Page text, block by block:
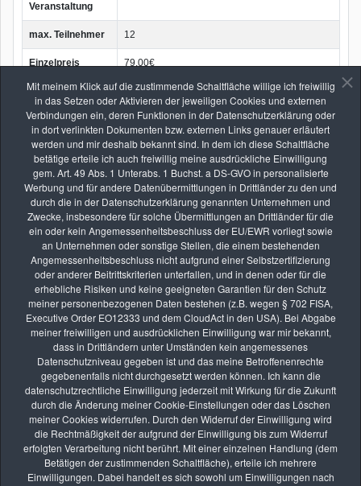
Mit meinem Klick auf die zustimmende Schaltfläche willige ich freiwillig
in das Setzen oder Aktivieren der jeweiligen Cookies und externen
Verbindungen ein, deren Funktionen in der Datenschutzerklärung oder
in dort verlinkten Dokumenten bzw. externen Links genauer erläutert
werden und mir deshalb bekannt sind. In dem ich diese Schaltfläche
betätige erteile ich auch freiwillig meine ausdrückliche Einwilligung
gem. Art. 49 Abs. 1 Unterabs. 1 Buchst. a DS-GVO in personalisierte
Werbung und für andere Datenübermittlungen in Drittländer zu den und
durch die in der Datenschutzerklärung genannten Unternehmen und
Zwecke, insbesondere für solche Übermittlungen an Drittländer für die
ein oder kein Angemessenheitsbeschluss der EU/EWR vorliegt sowie
an Unternehmen oder sonstige Stellen, die einem bestehenden
Angemessenheitsbeschluss nicht aufgrund einer Selbstzertifizierung
oder anderer Beitrittskriterien unterfallen, und in denen oder für die
erhebliche Risiken und keine geeigneten Garantien für den Schutz
meiner personenbezogenen Daten bestehen (z.B. wegen § 702 FISA,
Executive Order EO12333 und dem CloudAct in den USA). Bei Abgabe
meiner freiwilligen und ausdrücklichen Einwilligung war mir bekannt,
dass in Drittländern unter Umständen kein angemessenes
Datenschutzniveau gegeben ist und das meine Betroffenenrechte
gegebenenfalls nicht durchgesetzt werden können. Ich kann die
datenschutzrechtliche Einwilligung jederzeit mit Wirkung für die Zukunft
durch die Änderung meiner Cookie-Einstellungen oder das Löschen
meiner Cookies widerrufen. Durch den Widerruf der Einwilligung wird
die Rechtmäßigkeit der aufgrund der Einwilligung bis zum Widerruf
erfolgten Verarbeitung nicht berührt. Mit einer einzelnen Handlung (dem
Betätigen der zustimmenden Schaltfläche), erteile ich mehrere
Einwilligungen. Dabei handelt es sich sowohl um Einwilligungen nach
Veranstaltung
max. Teilnehmer 12
Einzelpreis 79.00€
Zurück
Die nächsten Seminare
AUG.
26
Online-Kurs: Lernen durch Bildbesprechung
vhs Kurse
SEP.
09
Online-Kurs: Lernen durch Bildbesprechung
vhs Kurse
SEP.